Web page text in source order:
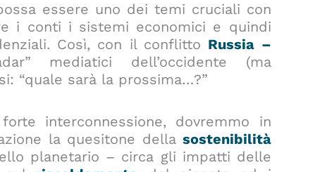
essere uno dei temi cruciali con
i conti i sistemi economici e quindi
Così, con il conflitto Russia –
mediatici dell’occidente (ma
“quale sarà la prossima…?”
interconnessione, dovremmo in
la quesitone dellasostenibilità
planetario – circa gli impatti delle